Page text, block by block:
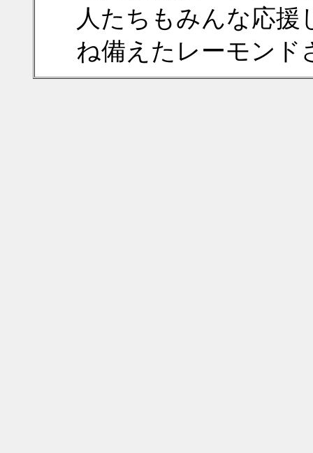
人たちもみんな応援
ね備えたレーモンド